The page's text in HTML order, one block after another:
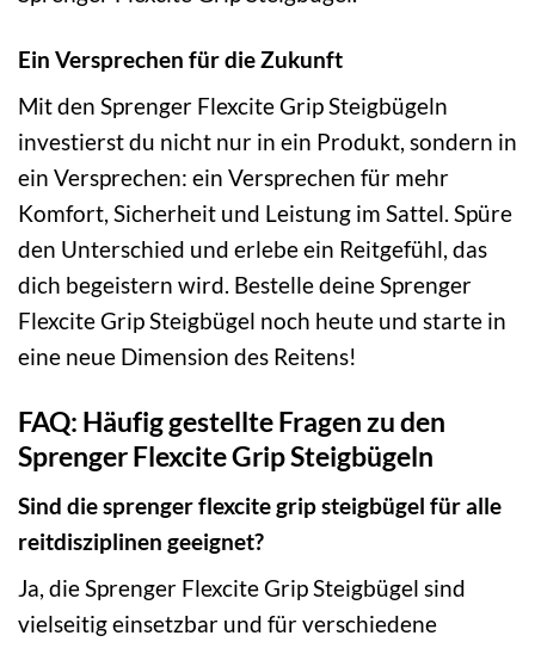
Ein Versprechen für die Zukunft
Mit den Sprenger Flexcite Grip Steigbügeln
investierst du nicht nur in ein Produkt, sondern in
ein Versprechen: ein Versprechen für mehr
Komfort, Sicherheit und Leistung im Sattel. Spüre
den Unterschied und erlebe ein Reitgefühl, das
dich begeistern wird. Bestelle deine Sprenger
Flexcite Grip Steigbügel noch heute und starte in
eine neue Dimension des Reitens!
FAQ: Häufig gestellte Fragen zu den
Sprenger Flexcite Grip Steigbügeln
Sind die sprenger flexcite grip steigbügel für alle
reitdisziplinen geeignet?
Ja, die Sprenger Flexcite Grip Steigbügel sind
vielseitig einsetzbar und für verschiedene